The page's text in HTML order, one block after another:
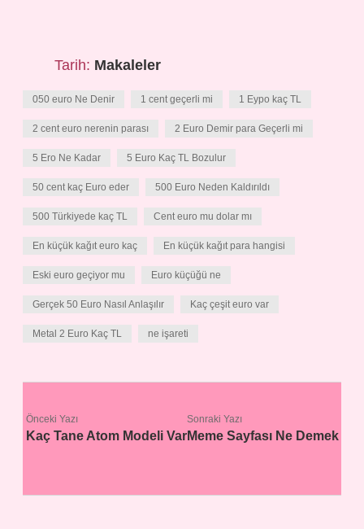
Tarih: Makaleler
050 euro Ne Denir 1 cent geçerli mi 1 Eypo kaç TL
2 cent euro nerenin parası 2 Euro Demir para Geçerli mi
5 Ero Ne Kadar 5 Euro Kaç TL Bozulur
50 cent kaç Euro eder 500 Euro Neden Kaldırıldı
500 Türkiyede kaç TL Cent euro mu dolar mı
En küçük kağıt euro kaç En küçük kağıt para hangisi
Eski euro geçiyor mu Euro küçüğü ne
Gerçek 50 Euro Nasıl Anlaşılır Kaç çeşit euro var
Metal 2 Euro Kaç TL ne işareti
Önceki Yazı
Kaç Tane Atom Modeli Var
Sonraki Yazı
Meme Sayfası Ne Demek